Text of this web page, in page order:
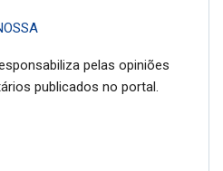
pelas opiniões
publicados no portal.